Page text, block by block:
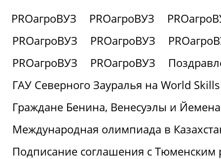
PROагроВУЗ PROагроВУЗ
PROагроВУЗ
PROагроВУЗ
PROагроВУЗ
PROагроВУЗ
ГАУ Северного Зауралья на World
Граждане Бенина, Венесуэлы и
Международная олимпиада в
Подписание соглашения с Тюменским